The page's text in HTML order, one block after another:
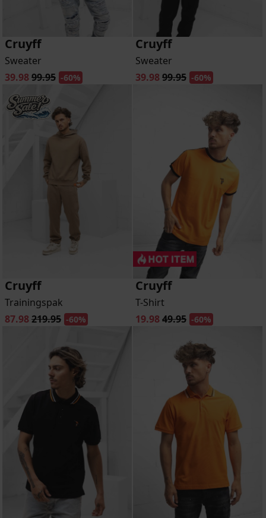
Cruyff
Sweater
39.9899.95 -60%
Cruyff
Sweater
39.9899.95 -60%
Cruyff
Trainingspak
87.98219.95 -60%
Cruyff
T-Shirt
19.9849.95 -60%